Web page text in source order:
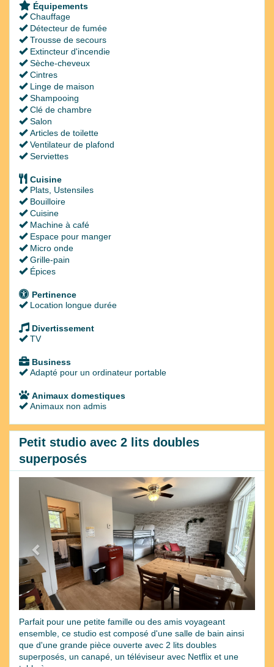
Équipements
Chauffage
Détecteur de fumée
Trousse de secours
Extincteur d'incendie
Sèche-cheveux
Cintres
Linge de maison
Shampooing
Clé de chambre
Salon
Articles de toilette
Ventilateur de plafond
Serviettes
Cuisine
Plats, Ustensiles
Bouilloire
Cuisine
Machine à café
Espace pour manger
Micro onde
Grille-pain
Épices
Pertinence
Location longue durée
Divertissement
TV
Business
Adapté pour un ordinateur portable
Animaux domestiques
Animaux non admis
Petit studio avec 2 lits doubles
superposés
Previous
Next
Parfait pour une petite famille ou des amis voyageant
ensemble, ce studio est composé d'une salle de bain ainsi
que d'une grande pièce ouverte avec 2 lits doubles
superposés, un canapé, un téléviseur avec Netflix et une